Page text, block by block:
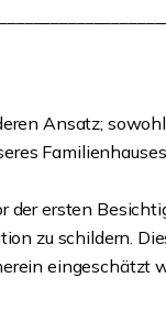
Ansatz;
Familienhauses.
ersten
zu schildern.
eingeschätzt